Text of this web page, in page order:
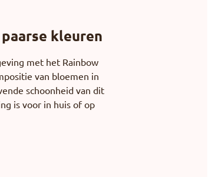
kleuren
met het Rainbow
van bloemen in
schoonheid van dit
is voor in huis of op